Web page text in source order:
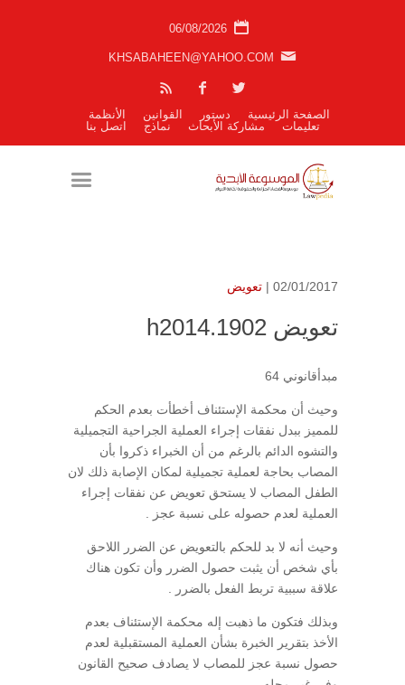
06/08/2026
KHSABAHEEN@YAHOO.COM
الصفحة الرئيسية دستور القوانين
الأنظمة
تعليمات
مشاركة الأبحاث نماذج اتصل بنا
02/01/2017 | تعويض
تعويض h2014.1902
مبدأقانوني 64
وحيث أن محكمة الإستئناف أخطأت بعدم الحكم
للمميز ببدل نفقات إجراء العملية الجراحية التجميلية
والتشوه الدائم بالرغم من أن الخبراء ذكروا بأن
المصاب بحاجة لعملية تجميلية لمكان الإصابة ذلك لان
الطفل المصاب لا يستحق تعويض عن نفقات إجراء
العملية لعدم حصوله على نسبة عجز .
وحيث أنه لا بد للحكم بالتعويض عن الضرر اللاحق
بأي شخص أن يثبت حصول الضرر وأن تكون هناك
علاقة سببية تربط الفعل بالضرر .
وبذلك فتكون ما ذهبت إله محكمة الإستئناف بعدم
الأخذ بتقرير الخبرة بشأن العملية المستقبلية لعدم
حصول نسبة عجز للمصاب لا يصادف صحيح القانون